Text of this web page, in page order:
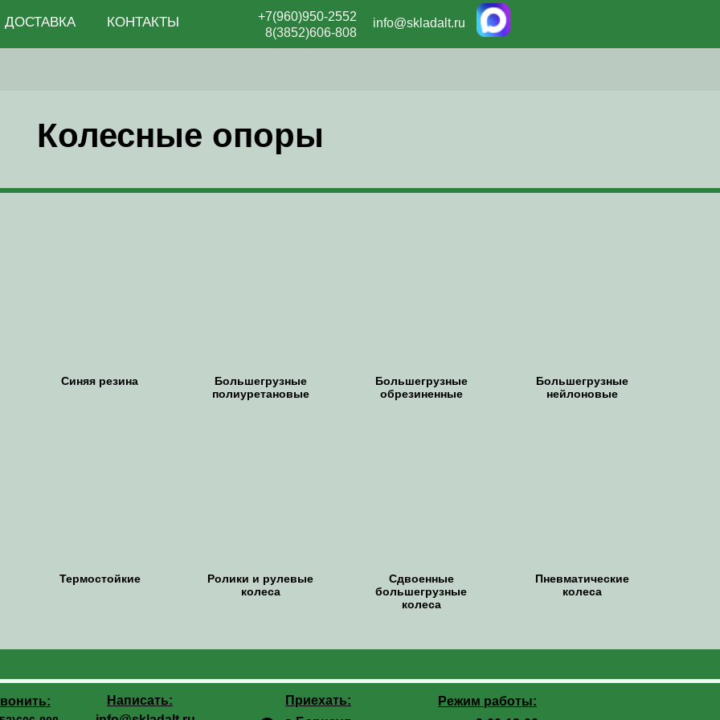
ДОСТАВКА КОНТАКТЫ
+7(960)950-2552
8(3852)606-808
info@skladalt.ru
Колесные опоры
Синяя резина
Большегрузные
полиуретановые
Большегрузные
обрезиненные
Большегрузные
нейлоновые
Термостойкие
Ролики и рулевые
колеса
Сдвоенные
большегрузные
колеса
Пневматические
колеса
Написать: Приехать: Режим работы: